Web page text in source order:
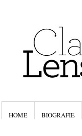
HOME BIOGRAFIE